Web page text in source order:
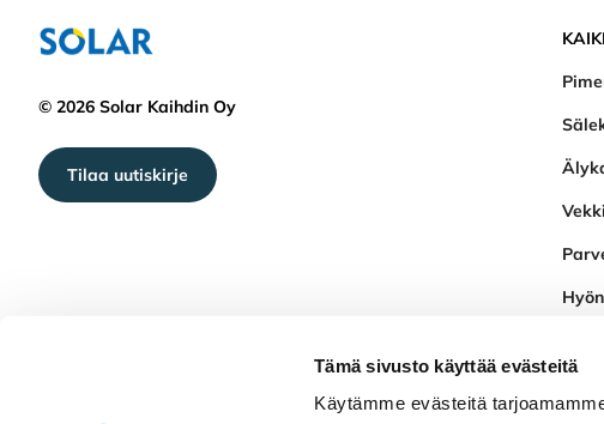
Tämä sivusto käyttää evästeitä
Käytämme evästeitä
© 2026 Solar Kaihdin Oy
Tilaa uutiskirje